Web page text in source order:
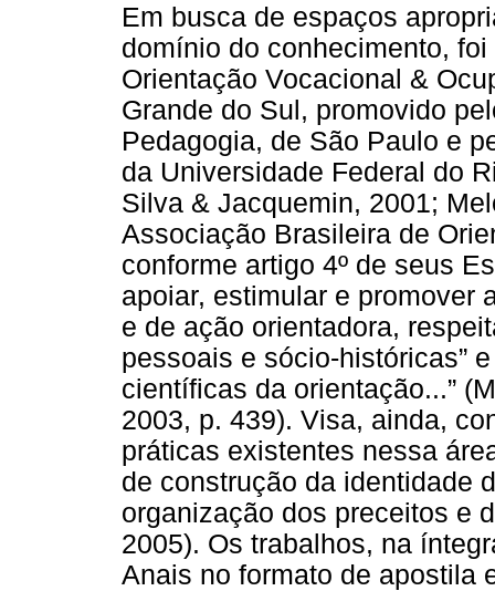
Em busca de espaços
domínio do conhecimento,
Orientação Vocacional &
Grande do Sul, promovido
Pedagogia, de São Paulo e
da Universidade Federal do
Silva & Jacquemin, 2001;
Associação Brasileira de
conforme artigo 4º de seus
apoiar, estimular e promover
e de ação orientadora,
pessoais e sócio-históricas”
científicas da orientação...”
2003, p. 439). Visa, ainda,
práticas existentes nessa
de construção da identidade
organização dos preceitos e
2005). Os trabalhos, na
Anais no formato de apostila